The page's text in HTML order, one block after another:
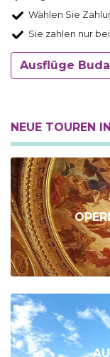
Wählen Sie
Sie zahlen nur
Ausflüge
NEUE TOUREN